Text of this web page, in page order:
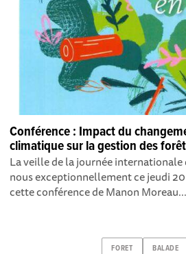
Conférence : Impact du
climatique sur la gestion des
La veille de la journée internationale
nous exceptionnellement ce jeudi
cette conférence de Manon Moreau...
FORET BALADE